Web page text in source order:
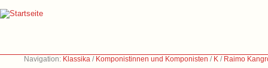
Navigation: Klassika / Komponistinnen und Komponisten / K / Raimo